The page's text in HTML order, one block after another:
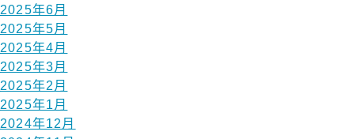
2025年6月
2025年5月
2025年4月
2025年3月
2025年2月
2025年1月
2024年12月